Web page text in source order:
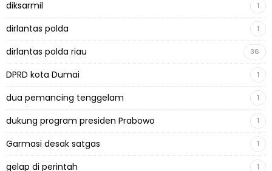
diksarmil 1
dirlantas polda 1
dirlantas polda riau 36
DPRD kota Dumai 1
dua pemancing tenggelam 1
dukung program presiden Prabowo 1
Garmasi desak satgas 1
gelap di perintah 1